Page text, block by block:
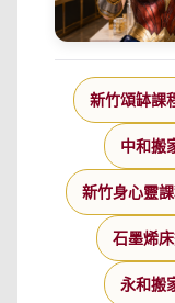
新竹頌缽課
中和搬
新竹身心靈
石墨烯
永和搬